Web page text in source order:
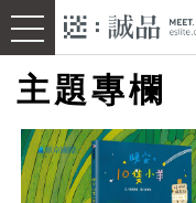
主題專欄